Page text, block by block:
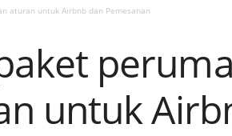
aturan untuk Airbnb dan Pemesanan
untuk